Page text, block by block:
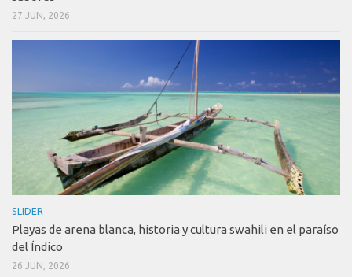
27 JUN, 2026
SLIDER
Playas de arena blanca, historia y cultura swahili en el paraíso
del Índico
26 JUN, 2026